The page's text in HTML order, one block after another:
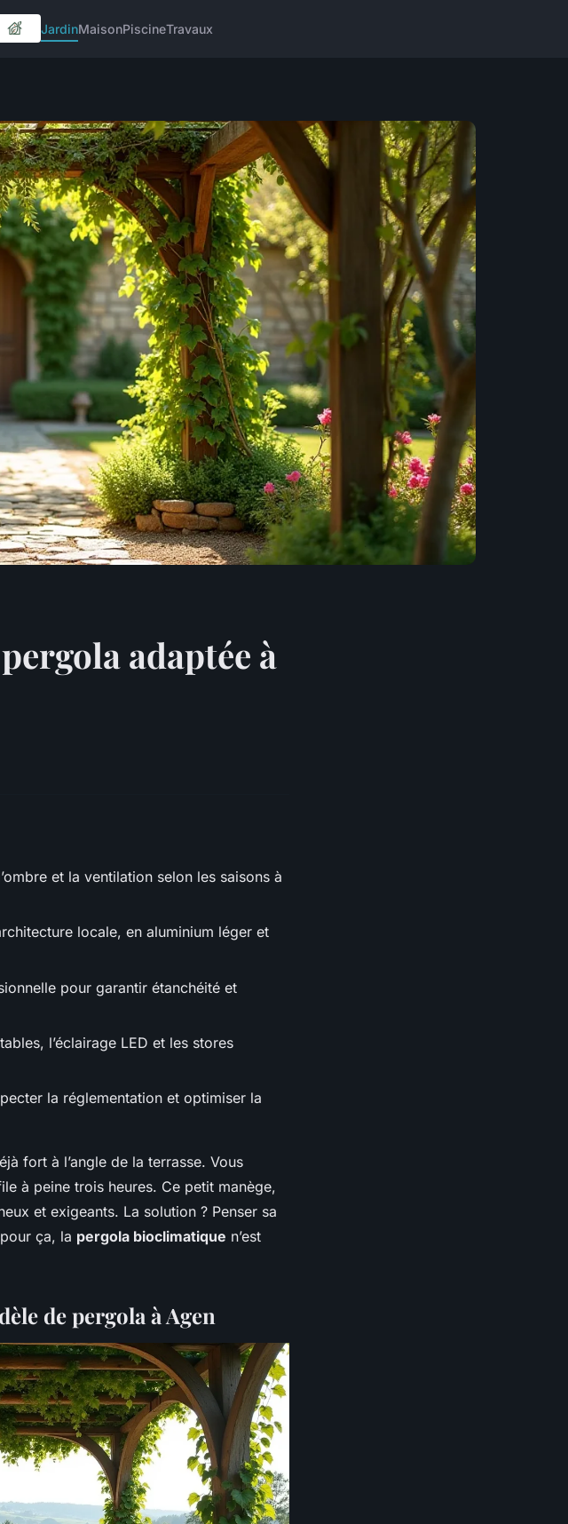
JardinMaisonPiscineTravaux
adaptée à
et la ventilation selon les saisons à
locale, en aluminium léger et
pour garantir étanchéité et
l’éclairage LED et les stores
la réglementation et optimiser la
fort à l’angle de la terrasse. Vous
à peine trois heures. Ce petit manège,
et exigeants. La solution ? Penser sa
ça, la pergola bioclimatique n’est
de pergola à Agen